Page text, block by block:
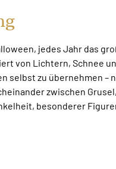
jedes Jahr das
von Lichtern, Schnee
selbst zu übernehmen –
zwischen
besonderer